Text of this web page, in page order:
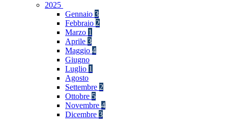
2025
Gennaio 3
Febbraio 2
Marzo 1
Aprile 3
Maggio 4
Giugno
Luglio 1
Agosto
Settembre 2
Ottobre 5
Novembre 4
Dicembre 3